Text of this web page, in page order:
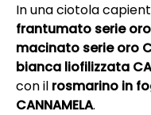
In una ciotola
frantumato serie oro
macinato serie oro
bianca liofilizzata
con il rosmarino in
CANNAMELA.